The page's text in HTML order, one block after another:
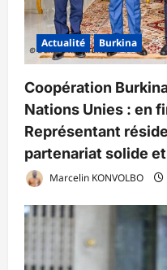
Actualité Burkina
Coopération
Nations Unies : en
Représentant
partenariat solide
Marcelin KONVOLBO